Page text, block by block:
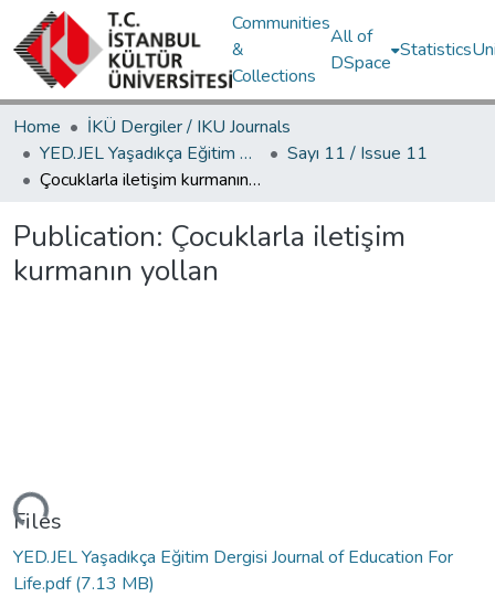
Communities
&
Collections
All of
DSpace
Statistics
Home
İKÜ Dergiler / IKU Journals
YED.JEL Yaşadıkça Eğitim Dergisi / Journal of Education For Life
Sayı 11 / Issue 11
Çocuklarla iletişim kurmanın yollan
Publication: Çocuklarla iletişim
kurmanın yollan
Files
YED.JEL Yaşadıkça Eğitim Dergisi Journal of Education For
Life.pdf(7.13 MB)